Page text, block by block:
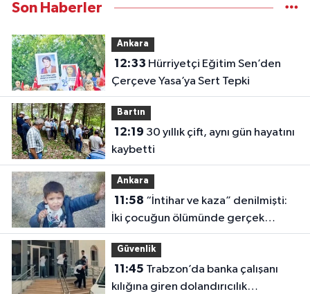
Son Haberler
Ankara
12:33
Çerçeve Yasa’ya Sert Tepki
Bartın
12:19
kaybetti
Ankara
11:58
İki çocuğun ölümünde gerçek
ortaya çıktı!
Güvenlik
11:45
kılığına giren dolandırıcılık